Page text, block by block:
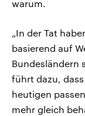
warum.
„In der Tat
basierend auf
Bundesländern
führt dazu,
heutigen
mehr gleich